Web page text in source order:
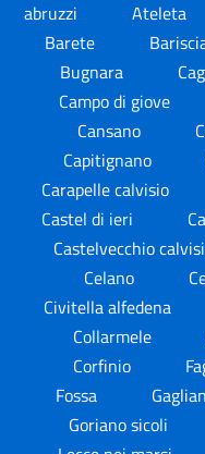
abruzzi
Ateleta
Barete
Bugnara
Campo di giove
Cansano
Capitignano
Carapelle calvisio
Castel di ieri
Castelvecchio
Celano
Civitella alfedena
Collarmele
Corfinio
Fossa
Goriano sicoli